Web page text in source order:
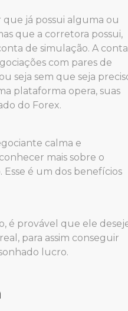
já possui alguma ou
que a corretora possui,
de simulação. A conta
com pares de
seja sem que seja
plataforma opera, suas
do Forex.
calma e
mais sobre o
Esse é um dos benefícios
é provável que ele
para assim conseguir
lucro.